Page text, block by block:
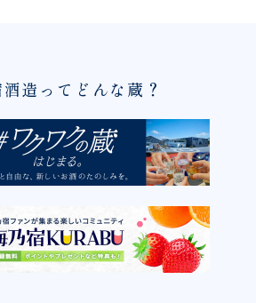
造ってどんな蔵？